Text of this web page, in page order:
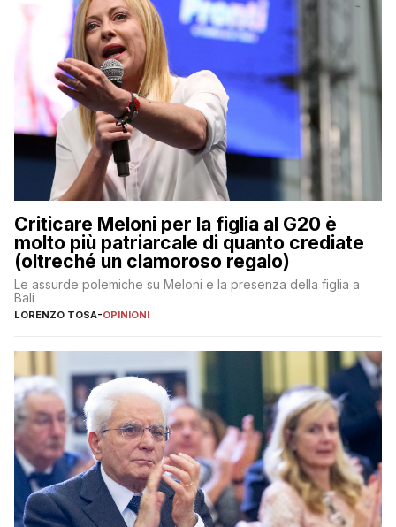
Criticare Meloni per la figlia al G20 è
molto più patriarcale di quanto crediate
(oltreché un clamoroso regalo)
Le assurde polemiche su Meloni e la presenza della figlia a
Bali
LORENZO TOSA-OPINIONI